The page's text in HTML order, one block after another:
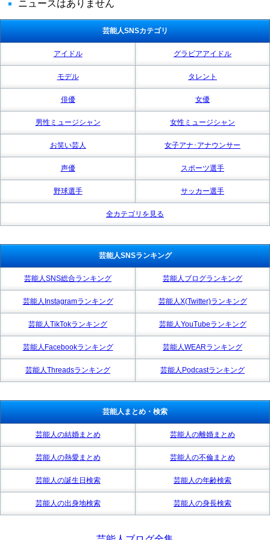
ニュースはありません
芸能人SNSカテゴリ
アイドル グラビアアイドル
モデル タレント
俳優 女優
男性ミュージシャン 女性ミュージシャン
お笑い芸人 女子アナ･アナウンサー
声優 スポーツ選手
野球選手 サッカー選手
全カテゴリを見る
芸能人SNSランキング
芸能人SNS総合ランキング 芸能人ブログランキング
芸能人Instagramランキング 芸能人X(Twitter)ランキング
芸能人TikTokランキング 芸能人YouTubeランキング
芸能人Facebookランキング 芸能人WEARランキング
芸能人Threadsランキング 芸能人Podcastランキング
芸能人まとめ・検索
芸能人の結婚まとめ 芸能人の離婚まとめ
芸能人の熱愛まとめ 芸能人の不倫まとめ
芸能人の誕生日検索 芸能人の年齢検索
芸能人の出身地検索 芸能人の身長検索